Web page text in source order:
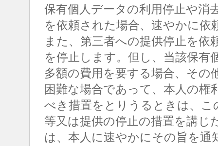
保有個人データの利用停止や消
を依頼された場合、速やかに
また、第三者への提供停止を
を停止します。但し、当該保有
多額の費用を要する場合、その
困難な場合であって、本人の
べき措置をとりうるときは、
等又は提供の停止の措置を講
は、本人に速やかにその旨を通